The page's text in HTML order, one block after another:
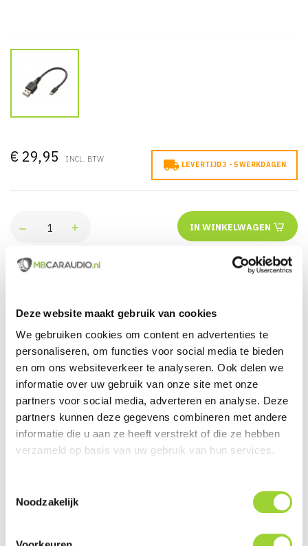
Deze website maakt gebruik van cookies
We gebruiken cookies om content en advertenties te
personaliseren, om functies voor social media te bieden
en om ons websiteverkeer te analyseren. Ook delen we
informatie over uw gebruik van onze site met onze
partners voor social media, adverteren en analyse. Deze
partners kunnen deze gegevens combineren met andere
informatie die u aan ze heeft verstrekt of die ze hebben
verzameld op basis van uw gebruik van hun services.
Noodzakelijk
€ 29,95 INCL. BTW  LEVERTIJD 3 - 5 WERKDAGEN
IN WINKELWAGEN
Actueel en veelzijdig aanbod van producten
Officieel en erkende merkdealer
Gratis verzending vanaf € 99,00 euro (NL)
Servicegericht met kwaliteit boven kwantiteit
Internationaal verzonden met DHL en PostNL
Deskundig advies, telefonisch en per e-mail
Gemiddelde klantbeoordeling van 9,5 / 10